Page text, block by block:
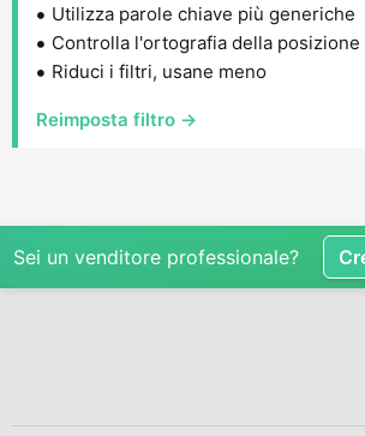
Utilizza parole chiave più generiche
Controlla l'ortografia della posizione
Riduci i filtri, usane meno
Reimposta filtro →
Sei un venditore professionale?